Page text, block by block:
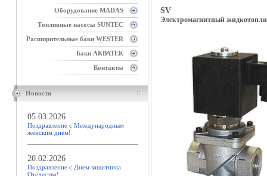
Оборудование MADAS
Топливные насосы SUNTEC
Расширительные баки WESTER
Баки АКВАТЕК
Контакты
Новости
05.03.2026
Поздравление с Международным
женским днём!
20.02.2026
Поздравление с Днем защитника
Отечества!
SV
Электромагнитный